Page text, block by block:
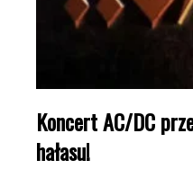
Koncert AC/DC
hałasu!